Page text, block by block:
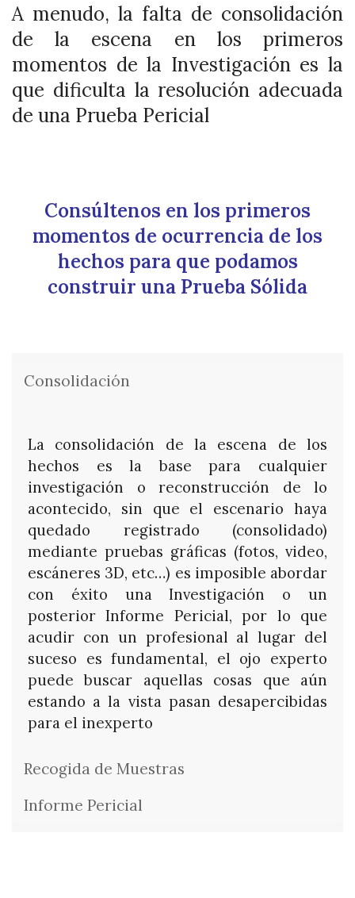
A menudo, la falta de consolidación
de la escena en los primeros
momentos de la Investigación es la
que dificulta la resolución adecuada
de una Prueba Pericial
Consúltenos en los primeros
momentos de ocurrencia de los
hechos para que podamos
construir una Prueba Sólida
Consolidación
La consolidación de la escena de los
hechos es la base para cualquier
investigación o reconstrucción de lo
acontecido, sin que el escenario haya
quedado registrado (consolidado)
mediante pruebas gráficas (fotos, video,
escáneres 3D, etc…) es imposible abordar
con éxito una Investigación o un
posterior Informe Pericial, por lo que
acudir con un profesional al lugar del
suceso es fundamental, el ojo experto
puede buscar aquellas cosas que aún
estando a la vista pasan desapercibidas
para el inexperto
Recogida de Muestras
Informe Pericial